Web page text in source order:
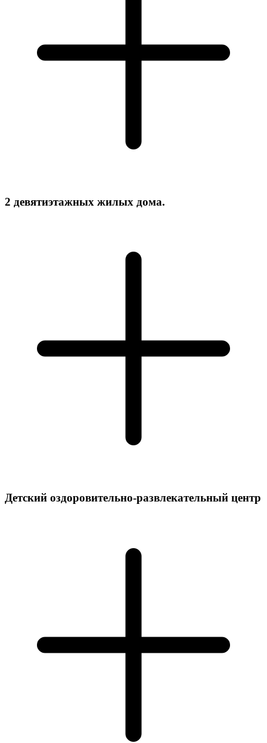
2 девятиэтажных жилых дома.
Детский оздоровительно-развлекательный центр